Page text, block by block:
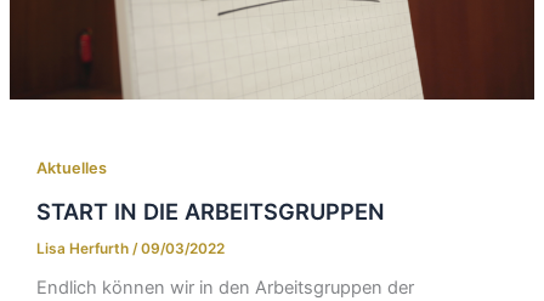
Aktuelles
START IN DIE ARBEITSGRUPPEN
Lisa Herfurth /09/03/2022
Endlich können wir in den Arbeitsgruppen der